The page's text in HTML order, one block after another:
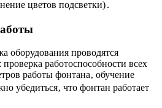
цветов подсветки)․
оборудования проводятся
работоспособности всех
работы фонтана‚ обучение
убедиться‚ что фонтан работает